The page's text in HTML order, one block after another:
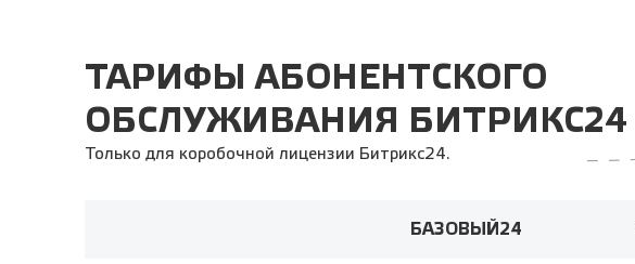
ТАРИФЫ АБОНЕНТСКОГО
ОБСЛУЖИВАНИЯ БИТРИКС24
Только для коробочной лицензии Битрикс24.
БАЗОВЫЙ24